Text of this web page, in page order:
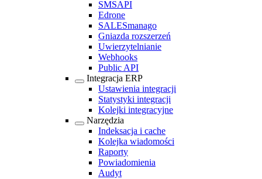
SMSAPI
Edrone
SALESmanago
Gniazda rozszerzeń
Uwierzytelnianie
Webhooks
Public API
Integracja ERP
Ustawienia integracji
Statystyki integracji
Kolejki integracyjne
Narzędzia
Indeksacja i cache
Kolejka wiadomości
Raporty
Powiadomienia
Audyt